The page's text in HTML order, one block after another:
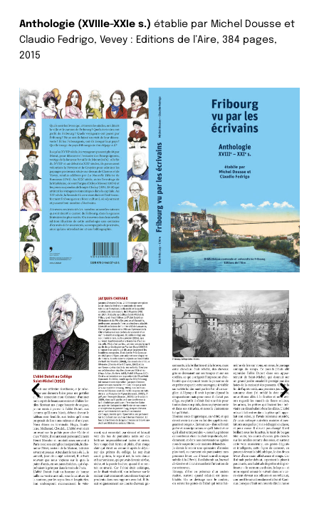
Anthologie (XVIIIe-XXIe s.) établie par Michel Dousse et
Claudio Fedrigo, Vevey : Editions de l’Aire, 384 pages,
2015